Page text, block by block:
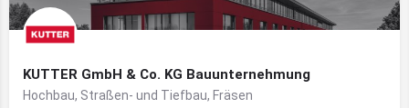
KUTTER GmbH & Co. KG Bauunternehmung
Hochbau, Straßen- und Tiefbau, Fräsen